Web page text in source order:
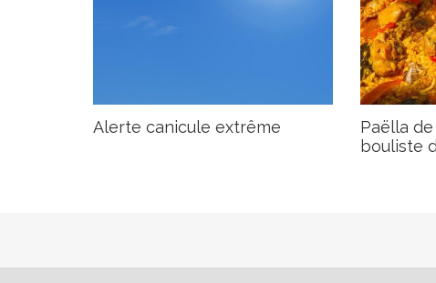
Alerte canicule extrême
Paëlla de
bouliste